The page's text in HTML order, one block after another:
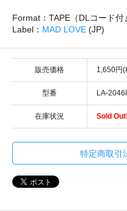
Format：TAPE（DLコード付
Label： MAD LOVE (JP)
販売価格 1,650円(
型番 LA-
在庫状況 Sold
特定商取引